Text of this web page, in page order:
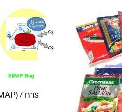
CONTAINER
ถาดและกล่องสำหรับบรรจุอาหาร
PLASTIC CUP AND BOWL FOR
BEVERAGE
แก้วและชามสำหรับบรรจุเครื่องดื่ม
PET/PP SHEET ROLL
ม้วนพลาสติกวัสดุ PET และ PP
/ การ